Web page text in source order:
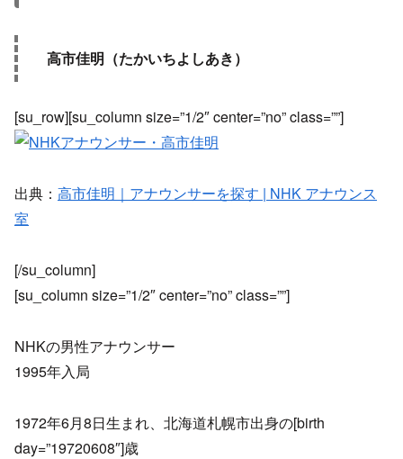
高市佳明（たかいちよしあき）
[su_row][su_column size=”1/2″ center=”no” class=””]
出典： 高市佳明｜アナウンサーを探す | NHK アナウンス
室
[/su_column]
[su_column size=”1/2″ center=”no” class=””]
NHKの男性アナウンサー
1995年入局
1972年6月8日生まれ、北海道札幌市出身の[birth
day=”19720608″]歳